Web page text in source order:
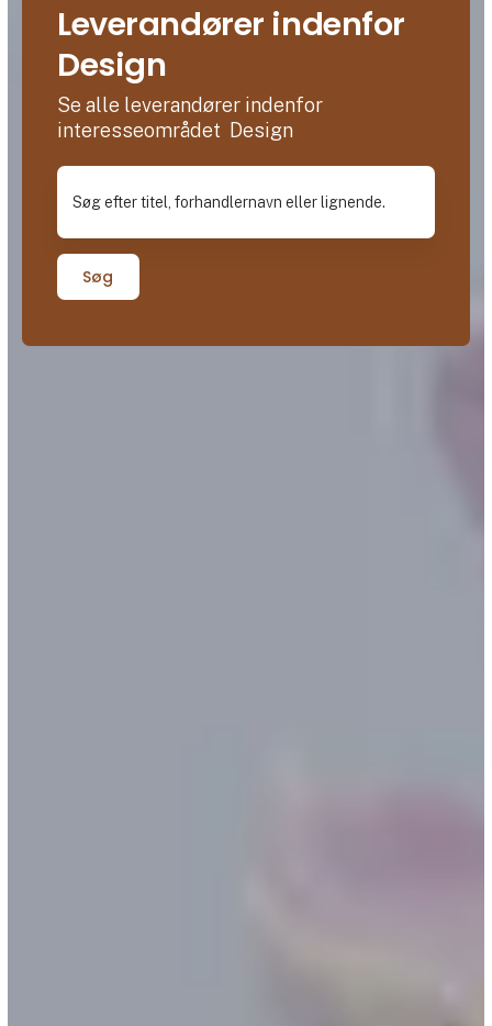
Leverandører indenfor
Design
Se alle leverandører indenfor
interesseområdet Design
Søg efter titel, forhandlernavn eller lignende.
Søg